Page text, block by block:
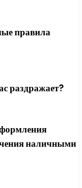
правила
раздражает?
наличными